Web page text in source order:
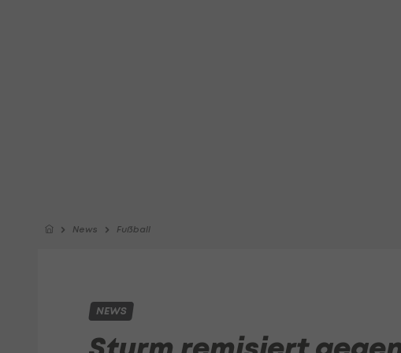
News Fußball
NEWS